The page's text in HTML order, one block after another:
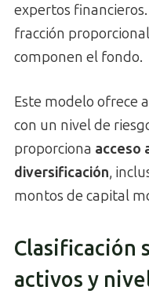
expertos
fracción
componen el fondo.
Este modelo ofrece
con un nivel de
proporciona acceso
diversificación,
montos de capital
Clasificación
activos y